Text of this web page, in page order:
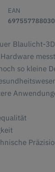
EAN
Blaulicht-
so kleine